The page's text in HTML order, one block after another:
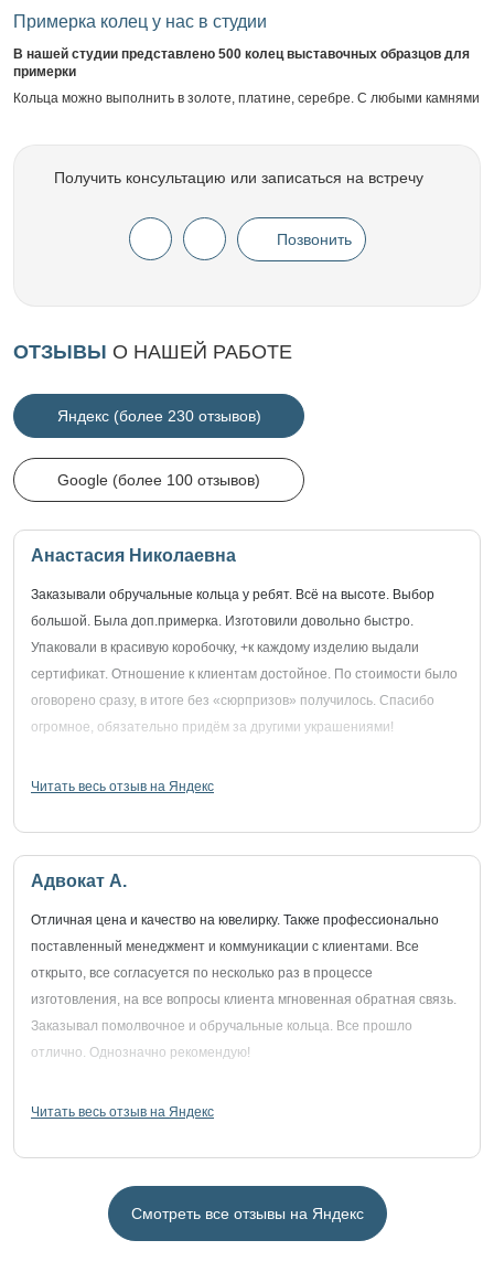
Примерка колец у нас в студии
В нашей студии представлено 500 колец выставочных образцов для
примерки
Кольца можно выполнить в золоте, платине, серебре. С любыми камнями
Получить консультацию или записаться на встречу
Позвонить
ОТЗЫВЫ О НАШЕЙ РАБОТЕ
Яндекс (более 230 отзывов)
Google (более 100 отзывов)
Анастасия Николаевна
Заказывали обручальные кольца у ребят. Всё на высоте. Выбор
большой. Была доп.примерка. Изготовили довольно быстро.
Упаковали в красивую коробочку, +к каждому изделию выдали
сертификат. Отношение к клиентам достойное. По стоимости было
оговорено сразу, в итоге без «сюрпризов» получилось. Спасибо
огромное, обязательно придём за другими украшениями!
Читать весь отзыв на Яндекс
Адвокат А.
Отличная цена и качество на ювелирку. Также профессионально
поставленный менеджмент и коммуникации с клиентами. Все
открыто, все согласуется по несколько раз в процессе
изготовления, на все вопросы клиента мгновенная обратная связь.
Заказывал помолвочное и обручальные кольца. Все прошло
отлично. Однозначно рекомендую!
Читать весь отзыв на Яндекс
Смотреть все отзывы на Яндекс